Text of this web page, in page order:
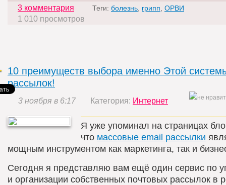
3 комментария Теги: болезнь грипп ОРВИ
1 010 просмотров
10 преимуществ выбора именно Этой
рассылок!
3 ноября в 6:17 Категория: Интернет
Я уже упоминал на страницах
что массовые email рассылки
мощным инструментом как маркетинга, так и
Сегодня я представляю вам ещё один сервис по
и организации собственных почтовых рассылок в